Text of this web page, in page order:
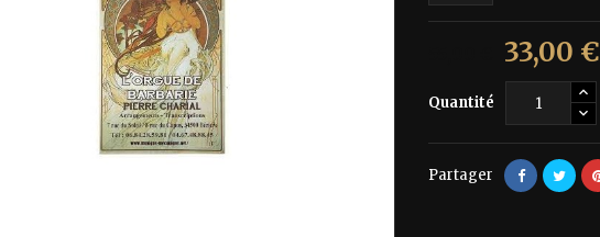
33,00 €
Quantité
Partager